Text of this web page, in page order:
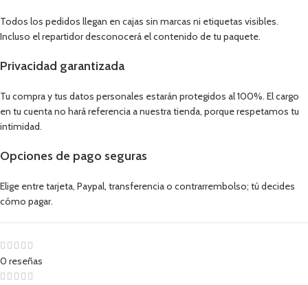
Todos los pedidos llegan en cajas sin marcas ni etiquetas visibles.
Incluso el repartidor desconocerá el contenido de tu paquete.
Privacidad garantizada
Tu compra y tus datos personales estarán protegidos al 100%. El cargo
en tu cuenta no hará referencia a nuestra tienda, porque respetamos tu
intimidad.
Opciones de pago seguras
Elige entre tarjeta, Paypal, transferencia o contrarrembolso; tú decides
cómo pagar.
0 reseñas